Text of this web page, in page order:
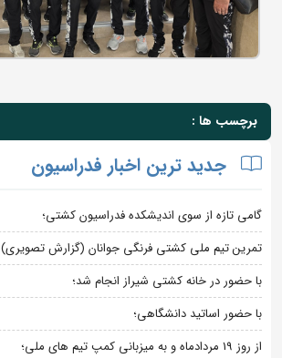
برچسب ها :
جدید ترین اخبار فدراسیون
گامی تازه از سوی اندیشکده فدراسیون کشتی؛
تمرین تیم ملی کشتی فرنگی جوانان (گزارش تصویری)
با حضور در خانه کشتی شیراز انجام شد؛
با حضور اساتید دانشگاهی؛
از روز 19 مردادماه و به میزبانی کمپ تیم های ملی؛